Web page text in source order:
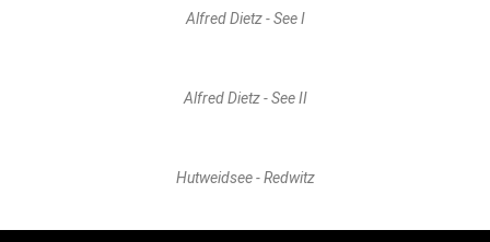
Alfred Dietz - See I
Alfred Dietz - See II
Hutweidsee - Redwitz